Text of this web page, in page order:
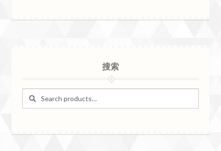
搜索